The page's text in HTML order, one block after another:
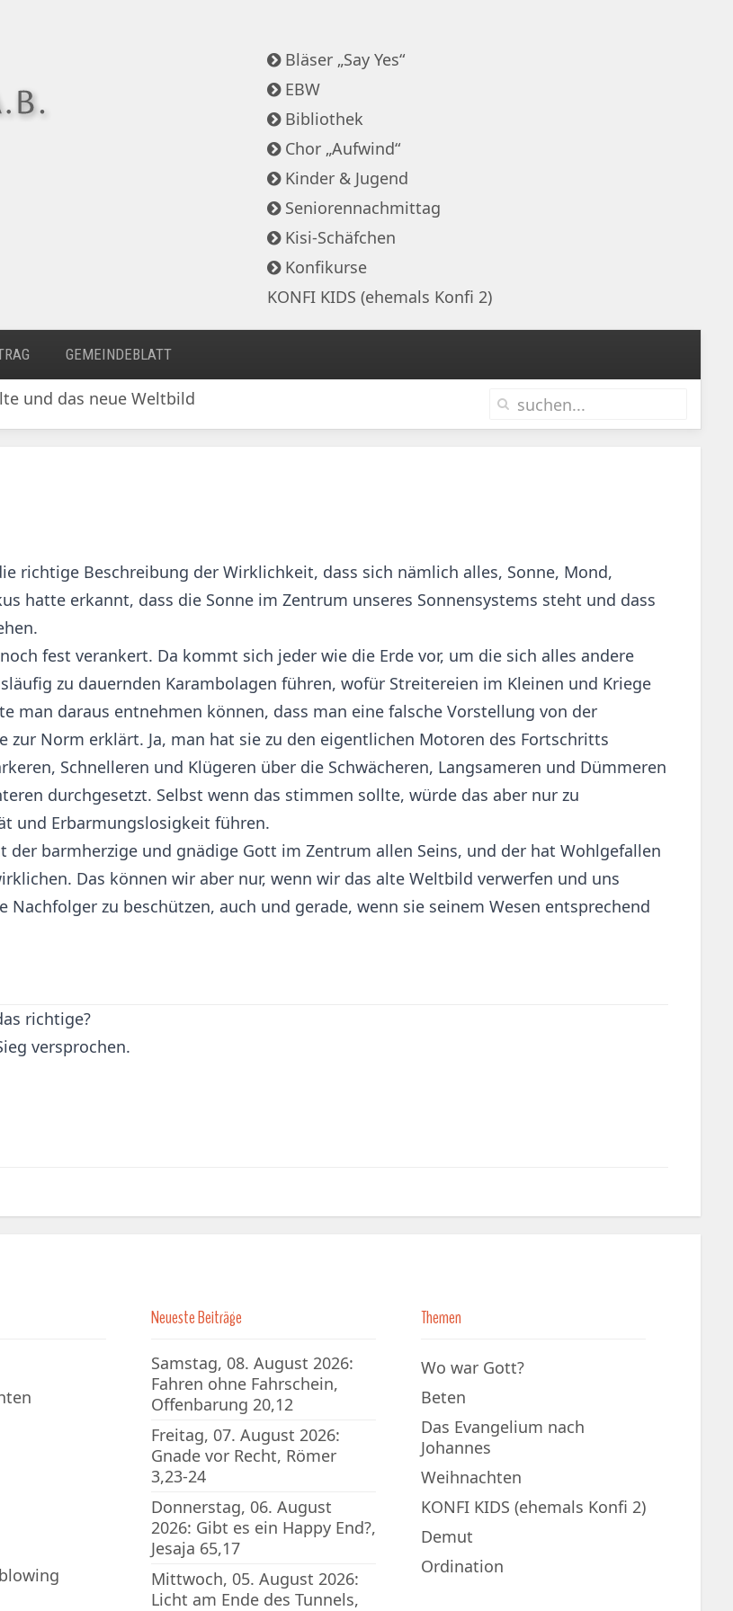
Bläser „Say Yes“
EBW
Bibliothek
Chor „Aufwind“
Kinder & Jugend
Seniorennachmittag
Kisi-Schäfchen
Konfikurse
KONFI KIDS (ehemals Konfi 2)
GEMEINDEBLATT
und das neue Weltbild
richtige Beschreibung der Wirklichkeit, dass sich nämlich alles, Sonne, Mond,
hatte erkannt, dass die Sonne im Zentrum unseres Sonnensystems steht und dass
fest verankert. Da kommt sich jeder wie die Erde vor, um die sich alles andere
zu dauernden Karambolagen führen, wofür Streitereien im Kleinen und Kriege
man daraus entnehmen können, dass man eine falsche Vorstellung von der
Norm erklärt. Ja, man hat sie zu den eigentlichen Motoren des Fortschritts
Schnelleren und Klügeren über die Schwächeren, Langsameren und Dümmeren
durchgesetzt. Selbst wenn das stimmen sollte, würde das aber nur zu
und Erbarmungslosigkeit führen.
der barmherzige und gnädige Gott im Zentrum allen Seins, und der hat Wohlgefallen
Das können wir aber nur, wenn wir das alte Weltbild verwerfen und uns
zu beschützen, auch und gerade, wenn sie seinem Wesen entsprechend
richtige?
versprochen.
Neueste Beiträge
Samstag, 08. August 2026:
Fahren ohne Fahrschein,
Offenbarung 20,12
Freitag, 07. August 2026:
Gnade vor Recht, Römer
3,23-24
Donnerstag, 06. August
2026: Gibt es ein Happy End?,
Jesaja 65,17
Mittwoch, 05. August 2026:
Licht am Ende des Tunnels,
Themen
Wo war Gott?
Beten
Das Evangelium nach
Johannes
Weihnachten
KONFI KIDS (ehemals Konfi 2)
Demut
Ordination